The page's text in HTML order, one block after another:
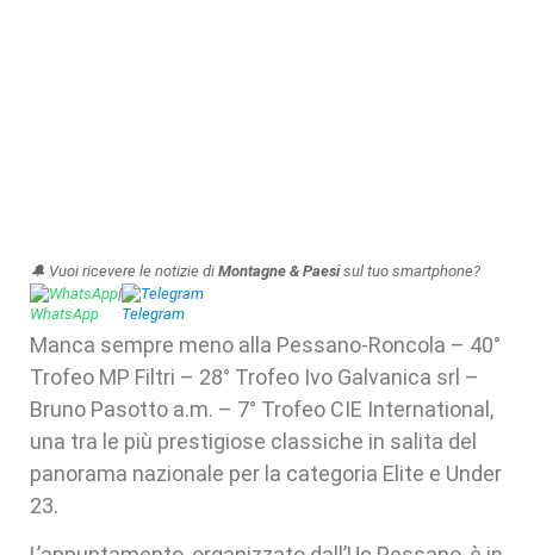
🔔 Vuoi ricevere le notizie di Montagne & Paesisul tuo smartphone?
WhatsApp| Telegram
Manca sempre meno alla Pessano-Roncola – 40°
Trofeo MP Filtri – 28° Trofeo Ivo Galvanica srl –
Bruno Pasotto a.m. – 7° Trofeo CIE International,
una tra le più prestigiose classiche in salita del
panorama nazionale per la categoria Elite e Under
23.